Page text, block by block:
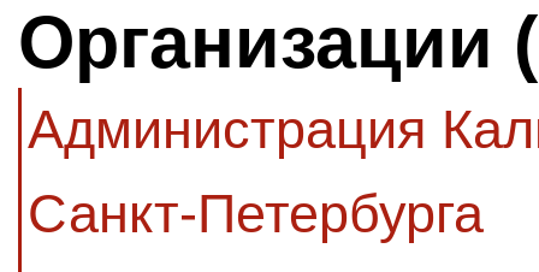
Организации
Администрация
Санкт-Петербурга